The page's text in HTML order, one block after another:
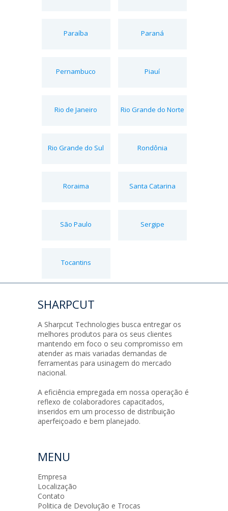
Paraíba Paraná
Pernambuco Piauí
Rio de Janeiro Rio Grande do Norte
Rio Grande do Sul Rondônia
Roraima Santa Catarina
São Paulo Sergipe
Tocantins
SHARPCUT
A Sharpcut Technologies busca entregar os
melhores produtos para os seus clientes
mantendo em foco o seu compromisso em
atender as mais variadas demandas de
ferramentas para usinagem do mercado
nacional.
A eficiência empregada em nossa operação é
reflexo de colaboradores capacitados,
inseridos em um processo de distribuição
aperfeiçoado e bem planejado.
MENU
Empresa
Localização
Contato
Politica de Devolução e Trocas